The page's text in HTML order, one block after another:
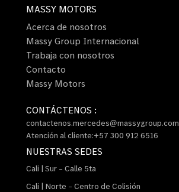
MASSY MOTORS
Acerca de nosotros
Massy Group Internacional
Trabaja con nosotros
Contacto
Massy Motors
CONTÁCTENOS :
contactenos.mercedes@massygroup.com
Atención al cliente:+57 300 912 6516
NUESTRAS SEDES
Cali | Sur – Calle 5ta
Cali | Norte – Centro de Colisión